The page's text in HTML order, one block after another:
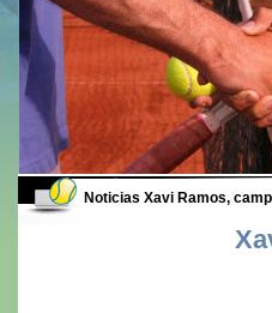
Noticias Xavi Ramos,